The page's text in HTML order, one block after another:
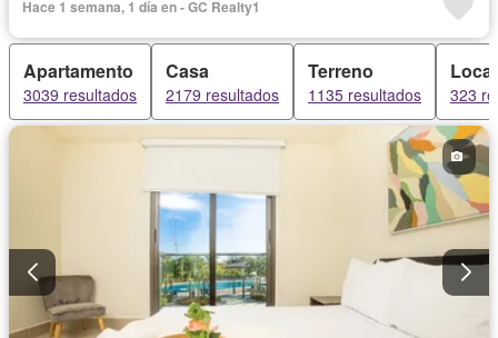
Gas natural
Seguridad Piscina
Agua
Hace 1 semana, 1 día en - GC Realty1
Apartamento
3039 resultados
Casa
2179 resultados
Terreno
1135 resultados 323